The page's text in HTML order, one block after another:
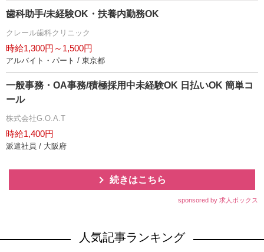
歯科助手/未経験OK・扶養内勤務OK
クレール歯科クリニック
時給1,300円～1,500円
アルバイト・パート / 東京都
一般事務・OA事務/積極採用中未経験OK 日払いOK 簡単コ
ール
株式会社G.O.A.T
時給1,400円
派遣社員 / 大阪府
続きはこちら
sponsored by 求人ボックス
人気記事ランキング